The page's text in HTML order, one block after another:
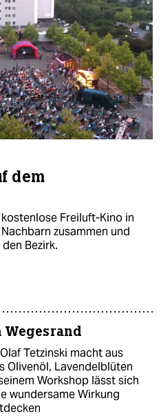
dem
Freiluft-Kino in
zusammen und
Bezirk.
Tetzinski macht aus
Olivenöl, Lavendelblüten
Workshop lässt sich
wundersame Wirkung